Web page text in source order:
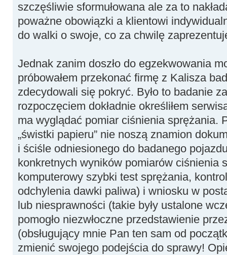
szczęśliwie sformułowana ale za to
poważne obowiązki a klientowi
do walki o swoje, co za chwilę
Jednak zanim doszło do egzekwowania
próbowałem przekonać firmę z Kalisza
zdecydowali się pokryć. Było to badanie
rozpoczęciem dokładnie określiłem
ma wyglądać pomiar ciśnienia sprężania.
„świstki papieru” nie noszą znamion
i ściśle odniesionego do badanego
konkretnych wyników pomiarów ciśnienia
komputerowy szybki test sprężania,
odchylenia dawki paliwa) i wniosku w
lub niesprawności (takie były ustalone
pomogło niezwłoczne przedstawienie
(obsługujący mnie Pan ten sam od
zmienić swojego podejścia do sprawy!